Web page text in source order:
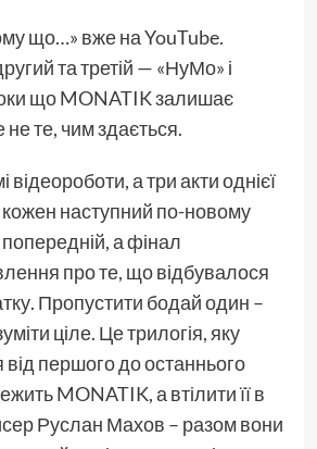
що…» вже на YouTube.
та третій — «НуМо» і
що MONATIK залишає
те, чим здається.
відеороботи, а три акти однієї
кожен наступний по-новому
а фінал
про те, що відбувалося
Пропустити бодай один –
ціле. Це трилогія, яку
першого до останнього
MONATIK, а втілити її в
Руслан Махов – разом вони